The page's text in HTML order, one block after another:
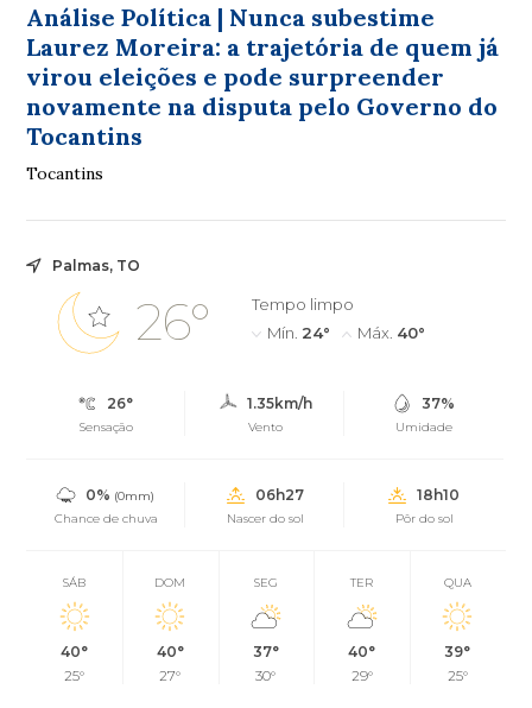
Análise Política | Nunca subestime
Laurez Moreira: a trajetória de quem já
virou eleições e pode surpreender
novamente na disputa pelo Governo do
Tocantins
Tocantins
Palmas, TO
26°
Tempo limpo
Mín. 24° Máx. 40°
26°
Sensação
1.35km/h
Vento
37%
Umidade
0% (0mm)
Chance de chuva
06h27
Nascer do sol
18h10
Pôr do sol
SÁB
40°
25°
DOM
40°
27°
SEG
37°
30°
TER
40°
29°
QUA
39°
25°